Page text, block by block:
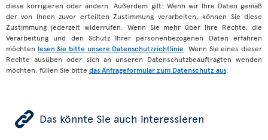
diese korrigieren oder ändern. Außerdem gilt: Wenn wir Ihre Daten gemäß
der von Ihnen zuvor erteilten Zustimmung verarbeiten, können Sie diese
Zustimmung jederzeit widerrufen. Wenn Sie mehr über Ihre Rechte, die
Verarbeitung und den Schutz Ihrer personenbezogenen Daten erfahren
möchten lesen Sie bitte unsere Datenschutzrichtlinie . Wenn Sie eines dieser
Rechte ausüben oder sich an unseren Datenschutzbeauftragten wenden
möchten, füllen Sie bitte das Anfrageformular zum Datenschutz aus
ÿ Das könnte Sie auch interessieren